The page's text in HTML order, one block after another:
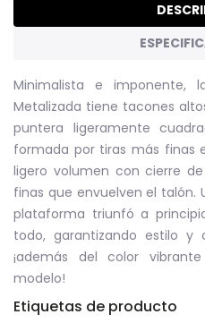
Minimalista e imponente,
Metalizada tiene tacones
puntera ligeramente
formada por tiras más finas
ligero volumen con cierre
finas que envuelven el talón.
plataforma triunfó a
todo, garantizando estilo y
¡además del color
modelo!
Etiquetas de producto